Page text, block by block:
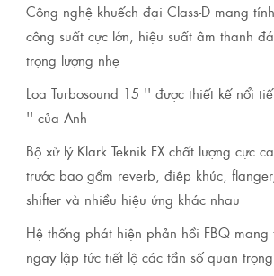
Công nghệ khuếch đại Class-D mang
công suất cực lớn, hiệu suất âm thanh
trọng lượng nhẹ
Loa Turbosound 15 '' được thiết kế nổi
'' của Anh
Bộ xử lý Klark Teknik FX chất lượng cực
trước bao gồm reverb, điệp khúc,
shifter và nhiều hiệu ứng khác nhau
Hệ thống phát hiện phản hồi FBQ mang
ngay lập tức tiết lộ các tần số quan trọng